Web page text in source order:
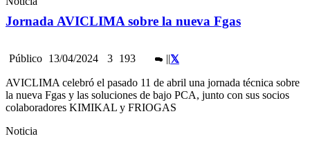
Jornada AVICLIMA sobre la nueva Fgas
Público 13/04/2024 3 193 ||
AVICLIMA celebró el pasado 11 de abril una jornada técnica sobre
la nueva Fgas y las soluciones de bajo PCA, junto con sus socios
colaboradores KIMIKAL y FRIOGAS
Noticia